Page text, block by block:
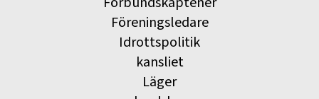
Föreningsledare
Idrottspolitik
kansliet
Läger